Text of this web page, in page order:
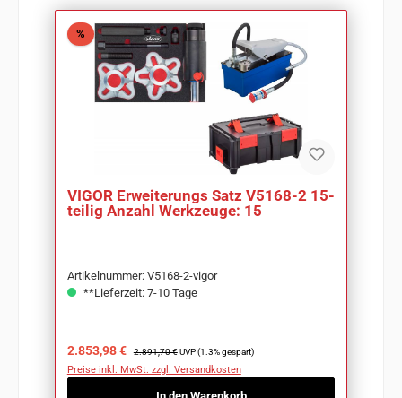
%Rabatt
VIGOR Erweiterungs Satz V5168-2 15-
teilig Anzahl Werkzeuge: 15
Artikelnummer: V5168-2-vigor
**Lieferzeit: 7-10 Tage
Verkaufspreis:
2.853,98 € Regulärer Preis:
2.891,70 € UVP (1.3% gespart)
Preise inkl. MwSt. zzgl. Versandkosten